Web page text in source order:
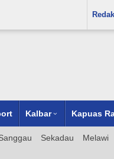
Kalbar Kapuas
Sekadau Melawi